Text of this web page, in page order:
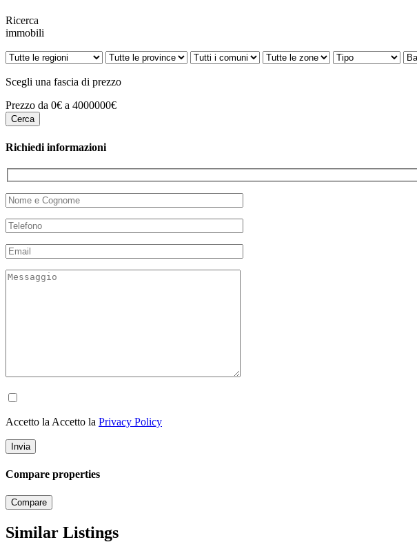
Ricerca
immobili
Scegli una fascia di prezzo
Prezzo da 0€ a 4000000€
Richiedi informazioni
Accetto la Accetto la Privacy Policy
Compare properties
Compare
Similar Listings